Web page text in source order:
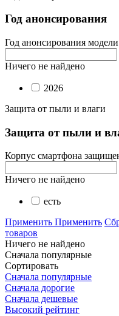
Год анонсирования
Год анонсирования
Ничего не найдено
2026
Защита от пыли и влаги
Защита от пыли и
Корпус смартфона
Ничего не найдено
есть
Применить Применить
товаров
Ничего не найдено
Сначала популярные
Сортировать
Сначала популярные
Сначала дорогие
Сначала дешевые
Высокий рейтинг